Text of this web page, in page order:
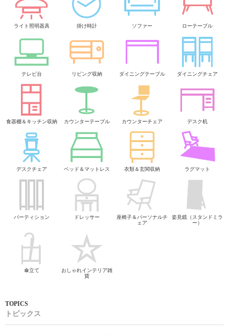
ライト照明器具 掛け時計 ソファー ローテーブル
テレビ台 リビング収納 ダイニングテーブル ダイニングチェア
食器棚＆キッチン収納 カウンターテーブル カウンターチェア デスク机
デスクチェア ベッド＆マットレス 衣類＆玄関収納 ラグマット
パーティション ドレッサー
座椅子＆パーソナルチ
ェア
姿見鏡（スタンドミラ
ー）
傘立て
おしゃれインテリア雑
貨
トピックス